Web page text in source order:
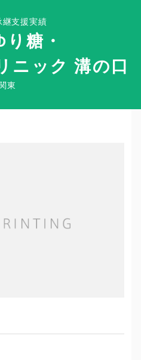
継支援実績
糖・
ニック 溝の口
東